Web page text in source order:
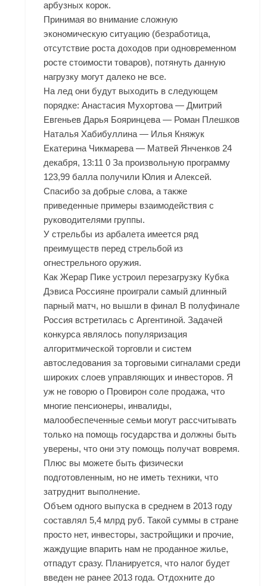
арбузных корок.
Принимая во внимание сложную
экономическую ситуацию (безработица,
отсутствие роста доходов при одновременном
росте стоимости товаров), потянуть данную
нагрузку могут далеко не все.
На лед они будут выходить в следующем
порядке: Анастасия Мухортова — Дмитрий
Евгеньев Дарья Бояринцева — Роман Плешков
Наталья Хабибуллина — Илья Княжук
Екатерина Чикмарева — Матвей Янченков 24
декабря, 13:11 0 За произвольную программу
123,99 балла получили Юлия и Алексей.
Спасибо за добрые слова, а также
приведенные примеры взаимодействия с
руководителями группы.
У стрельбы из арбалета имеется ряд
преимуществ перед стрельбой из
огнестрельного оружия.
Как Жерар Пике устроил перезагрузку Кубка
Дэвиса Россияне проиграли самый длинный
парный матч, но вышли в финал В полуфинале
Россия встретилась с Аргентиной. Задачей
конкурса являлось популяризация
алгоритмической торговли и систем
автоследования за торговыми сигналами среди
широких слоев управляющих и инвесторов. Я
уж не говорю о Провирон соле продажа, что
многие пенсионеры, инвалиды,
малообеспеченные семьи могут рассчитывать
только на помощь государства и должны быть
уверены, что они эту помощь получат вовремя.
Плюс вы можете быть физически
подготовленным, но не иметь техники, что
затруднит выполнение.
Объем одного выпуска в среднем в 2013 году
составлял 5,4 млрд руб. Такой суммы в стране
просто нет, инвесторы, застройщики и прочие,
жаждущие впарить нам не проданное жилье,
отпадут сразу. Планируется, что налог будет
введен не ранее 2013 года. Отдохните до